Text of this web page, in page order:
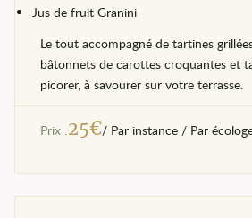
Jus de fruit Granini
Le tout accompagné de tartines
bâtonnets de carottes croquantes et
picorer, à savourer sur votre terrasse.
Prix :25€/ Par instance / Par